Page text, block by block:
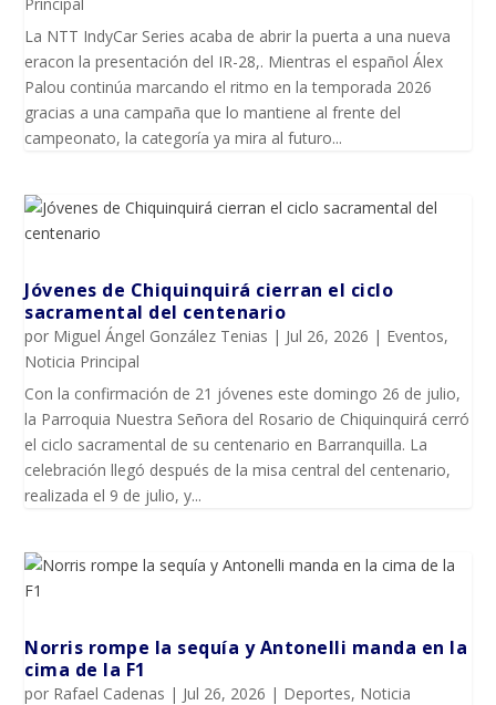
La NTT IndyCar Series acaba de abrir la puerta a una nueva
eracon la presentación del IR-28,. Mientras el español Álex
Palou continúa marcando el ritmo en la temporada 2026
gracias a una campaña que lo mantiene al frente del
campeonato, la categoría ya mira al futuro...
Jóvenes de Chiquinquirá cierran el ciclo
sacramental del centenario
por Miguel Ángel González Tenias | Jul 26, 2026 | Eventos,
Noticia Principal
Con la confirmación de 21 jóvenes este domingo 26 de julio,
la Parroquia Nuestra Señora del Rosario de Chiquinquirá cerró
el ciclo sacramental de su centenario en Barranquilla. La
celebración llegó después de la misa central del centenario,
realizada el 9 de julio, y...
Norris rompe la sequía y Antonelli manda en la
cima de la F1
por Rafael Cadenas | Jul 26, 2026 | Deportes, Noticia